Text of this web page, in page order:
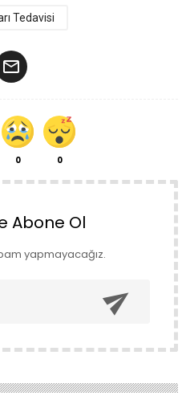

0 0
Tedavisi
Abone Ol
yapmayacağız.
